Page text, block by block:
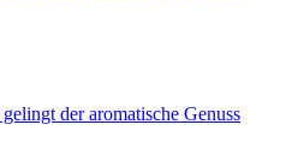
der aromatische Genuss